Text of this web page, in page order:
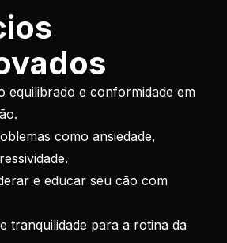
equilibrado e conformidade em
como ansiedade,
e educar seu cão com
tranquilidade para a rotina da